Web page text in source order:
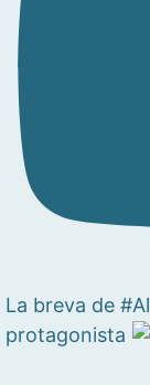
La breva de
protagonista